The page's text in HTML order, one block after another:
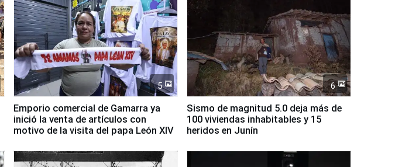
5
Emporio comercial de Gamarra ya
inició la venta de artículos con
motivo de la visita del papa León XIV
6
Sismo de magnitud 5.0 deja más de
100 viviendas inhabitables y 15
heridos en Junín